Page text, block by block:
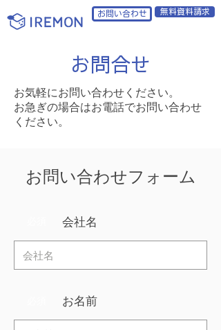
お問い合わせフォーム
会社名
お名前
お問合せ
お気軽にお問い合わせください。
​お急ぎの場合はお電話でお問い合わせ
ください。
お問い合わせ 無料資料請求